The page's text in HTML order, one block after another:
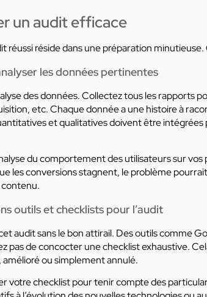
un audit efficace
réussi réside dans une préparation
les données pertinentes
des données. Collectez tous les rapports
etc. Chaque donnée a une histoire à
et qualitatives doivent être
du comportement des utilisateurs sur
les conversions stagnent, le problème
outils et checklists pour l’audit
audit sans le bon attirail. Des outils comme
pas de concocter une checklist exhaustive.
ou simplement annulé.
votre checklist pour tenir compte des